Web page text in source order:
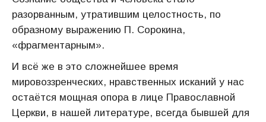
разорванным, утратившим целостность, по
образному выражению П. Сорокина,
«фрагментарным».
И всё же в это сложнейшее время
мировоззренческих, нравственных исканий у нас
остаётся мощная опора в лице Православной
Церкви, в нашей литературе, всегда бывшей для